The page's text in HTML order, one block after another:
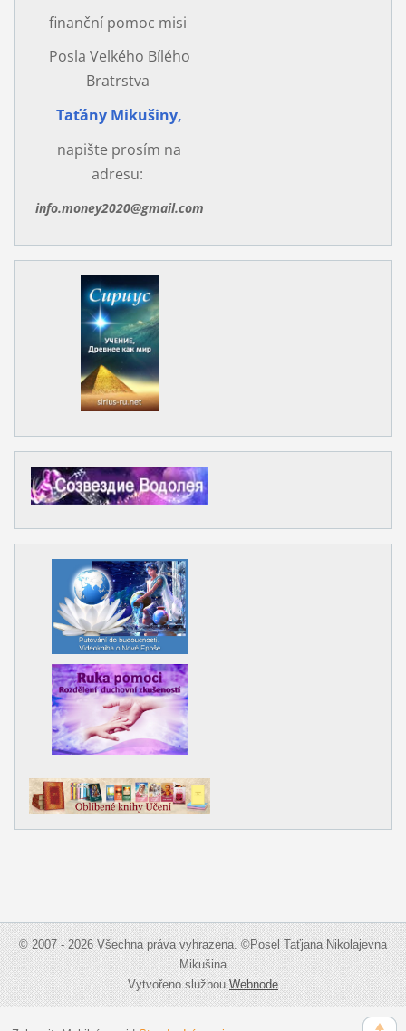
finanční pomoc misi
Posla Velkého Bílého
Bratrstva
Taťány Mikušiny,
napište prosím na
adresu:
info.money2020@gmail.com
© 2007 - 2026 Všechna práva vyhrazena. ©Posel Taťjana Nikolajevna
Mikušina
Vytvořeno službouWebnode